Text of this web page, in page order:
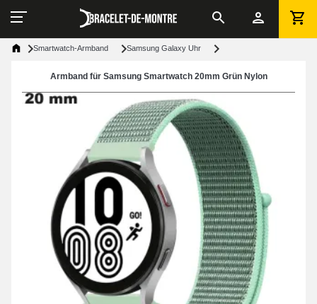
Smartwatch-Armband Samsung Galaxy Uhr
Armband für Samsung Smartwatch 20mm Grün Nylon